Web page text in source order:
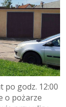
po godz. 12:00
o pożarze